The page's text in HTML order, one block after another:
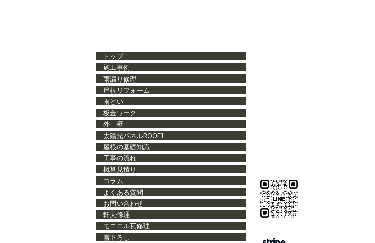
トップ
施工事例
雨漏り修理
屋根リフォーム
雨どい
板金ワーク
外 壁
太陽光パネルROOF1
屋根の基礎知識
工事の流れ
概算見積り
コラム
よくある質問
お問い合わせ
軒天修理
モニエル瓦修理
雪下ろし